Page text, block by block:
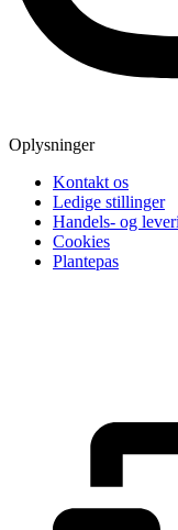
Oplysninger
Kontakt os
Ledige stillinger
Handels- og
Cookies
Plantepas